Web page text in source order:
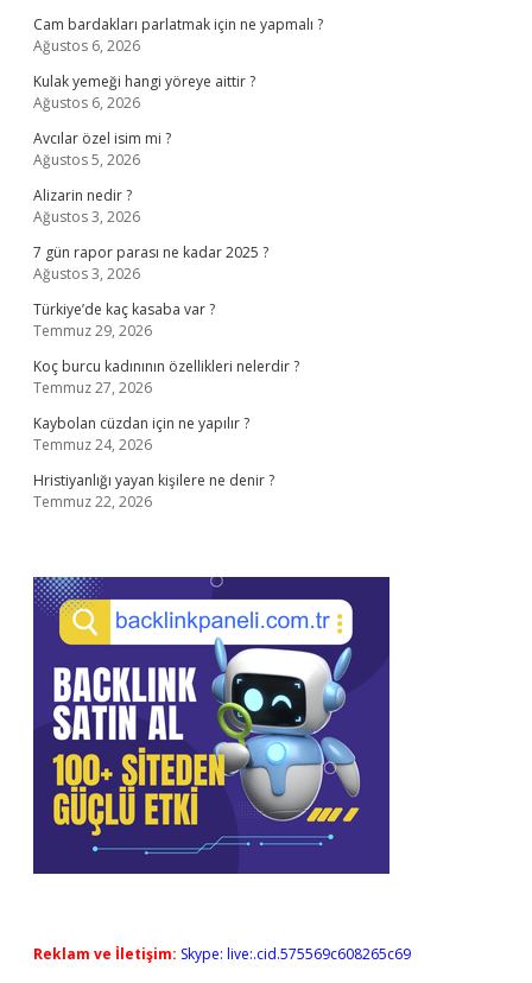
Cam bardakları parlatmak için ne yapmalı ?
Ağustos 6, 2026
Kulak yemeği hangi yöreye aittir ?
Ağustos 6, 2026
Avcılar özel isim mi ?
Ağustos 5, 2026
Alizarin nedir ?
Ağustos 3, 2026
7 gün rapor parası ne kadar 2025 ?
Ağustos 3, 2026
Türkiye’de kaç kasaba var ?
Temmuz 29, 2026
Koç burcu kadınının özellikleri nelerdir ?
Temmuz 27, 2026
Kaybolan cüzdan için ne yapılır ?
Temmuz 24, 2026
Hristiyanlığı yayan kişilere ne denir ?
Temmuz 22, 2026
Reklam ve İletişim: Skype: live:.cid.575569c608265c69